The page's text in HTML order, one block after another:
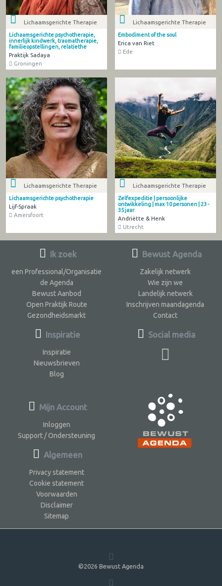
Lichaamsgerichte Therapie
Lichaamsgerichte psychotherapie,
innerlijk kindwerk, traumatherapie,
familieopstellingen, relatiethe
Praktijk Sadaya
Groningen
Lichaamsgerichte Therapie
Embodiment of the soul
Erica van Riet
Ede
Lichaamsgerichte Therapie
Lichaamsgerichte psychotherapie
Lijf-Spraak
Amersfoort
Lichaamsgerichte Therapie
Zelfexpeditie | persoonlijke
ontwikkeling | max 10 personen | 23 -
35 jaar
Andriëtte & Henk
Utrecht
Ik zoek
een Professional/Organisatie
de Agenda
Bewust Aanbod
Open Praktijk Route
Gezondheidsmarkt
Inspiratie
Inspiratie
Nieuwsbrieven
Blog
Bewust Agenda
Zakelijk netwerk
Wie zijn we
Landelijk netwerk
Inschrijven maandagenda
Contact
Social media
Mijn Account
Inloggen
Support / Ondersteuning
Algemeen
Privacy statement
Cookie statement
Voorwaarden
Disclaimer
Sitemap
©2026 Bewust Agenda